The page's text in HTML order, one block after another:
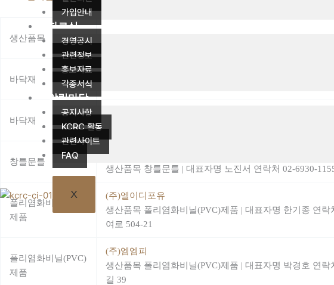
가입안내
자료실
경영공시
관련정보
홍보자료
각종서식
알림마당
공지사항
KCRC 활동
관련사이트
FAQ
X
생산품목
바닥재
바닥재
(주)엘엑스하우시스
생산품목 바닥재
창틀문틀
(주)엘엑스하우시스
생산품목 창틀문틀 | 대표자명 노진서 연락처 02-6930-
폴리염화비닐(PVC)
제품
(주)엘이디포유
생산품목 폴리염화비닐(PVC)제품 | 대표자명 한기종 연락
여로 504-21
폴리염화비닐(PVC)
제품
(주)엠엠피
생산품목 폴리염화비닐(PVC)제품 | 대표자명 박경호 연락
길 39